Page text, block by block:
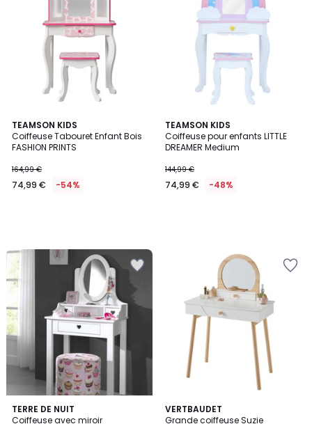
TEAMSON KIDS
Coiffeuse Tabouret Enfant Bois
FASHION PRINTS
164,99 €
74,99 € -54%
TEAMSON KIDS
Coiffeuse pour enfants LITTLE
DREAMER Medium
144,99 €
74,99 € -48%
TERRE DE NUIT
Coiffeuse avec miroir
VERTBAUDET
Grande coiffeuse Suzie
5
/